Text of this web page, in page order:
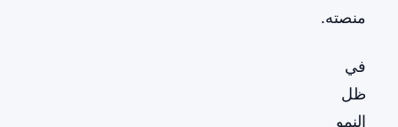
منصته.
في
ظل
النمو